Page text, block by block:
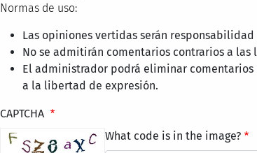
Normas de uso:
Las opiniones vertidas serán
No se admitirán comentarios contrarios a las
El administrador podrá eliminar
a la libertad de expresión.
CAPTCHA
What code is in the image?